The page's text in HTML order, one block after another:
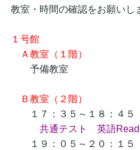
教室・時間の確認をお願いし
１号館
Ａ教室（１階）
予備教室
Ｂ教室（２階）
１７：３５～１８：４５
共通テスト 英語
１９：０５～２０：１５